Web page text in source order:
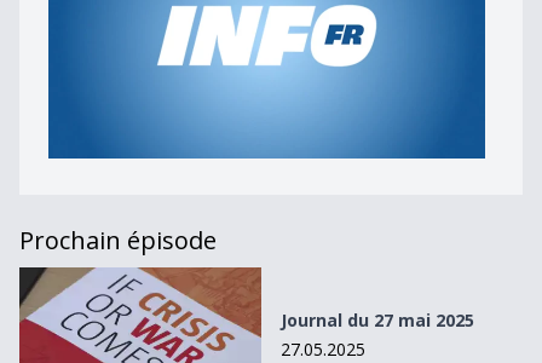
Prochain épisode
Journal du 27 mai 2025
Journal du 27 mai 2025
27.05.2025